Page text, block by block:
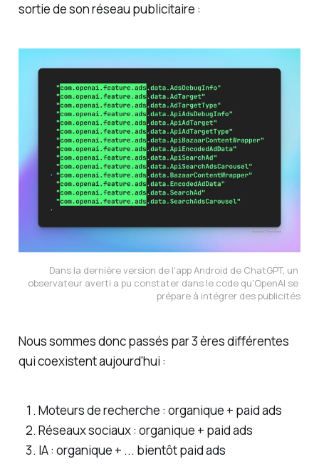
sortie de son réseau publicitaire :
Dans la dernière version de l'app Android de ChatGPT, un
observateur averti a pu constater dans le code qu'OpenAI se
prépare à intégrer des publicités
Nous sommes donc passés par 3 ères différentes
qui coexistent aujourd'hui :
Moteurs de recherche : organique + paid ads
Réseaux sociaux : organique + paid ads
IA : organique + ... bientôt paid ads